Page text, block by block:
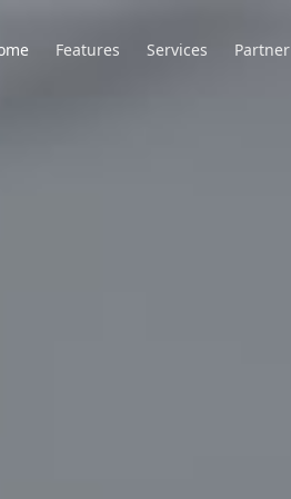
Features Services Partner